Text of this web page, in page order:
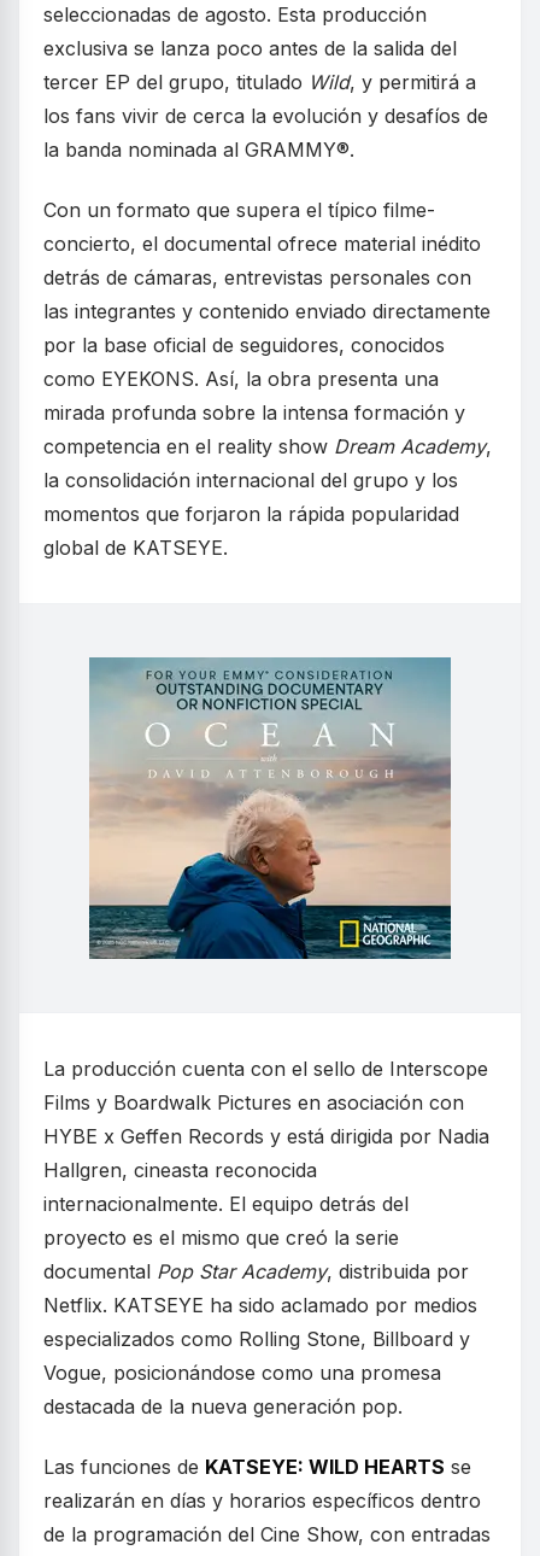
seleccionadas de agosto. Esta producción
exclusiva se lanza poco antes de la salida del
tercer EP del grupo, titulado Wild, y permitirá a
los fans vivir de cerca la evolución y desafíos de
la banda nominada al GRAMMY®.
Con un formato que supera el típico filme-
concierto, el documental ofrece material inédito
detrás de cámaras, entrevistas personales con
las integrantes y contenido enviado directamente
por la base oficial de seguidores, conocidos
como EYEKONS. Así, la obra presenta una
mirada profunda sobre la intensa formación y
competencia en el reality show Dream Academy,
la consolidación internacional del grupo y los
momentos que forjaron la rápida popularidad
global de KATSEYE.
La producción cuenta con el sello de Interscope
Films y Boardwalk Pictures en asociación con
HYBE x Geffen Records y está dirigida por Nadia
Hallgren, cineasta reconocida
internacionalmente. El equipo detrás del
proyecto es el mismo que creó la serie
documental Pop Star Academy, distribuida por
Netflix. KATSEYE ha sido aclamado por medios
especializados como Rolling Stone, Billboard y
Vogue, posicionándose como una promesa
destacada de la nueva generación pop.
Las funciones de KATSEYE: WILD HEARTS se
realizarán en días y horarios específicos dentro
de la programación del Cine Show, con entradas